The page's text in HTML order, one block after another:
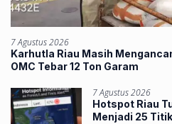
7 Agustus 2026
Karhutla Riau Masih
OMC Tebar 12 Ton Garam
7 Agustus 2026
Hotspot Riau
Menjadi 25